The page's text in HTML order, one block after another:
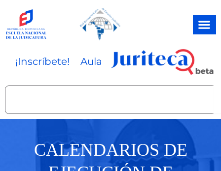
contenido
¡Inscríbete! Aula
Search
CALENDARIOS DE